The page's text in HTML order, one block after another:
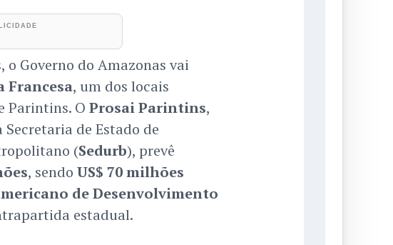
o Governo do Amazonas vai
Francesa, um dos locais
Parintins. O Prosai Parintins,
Secretaria de Estado de
(Sedurb), prevê
, sendo US$ 70 milhões
de Desenvolvimento
estadual.